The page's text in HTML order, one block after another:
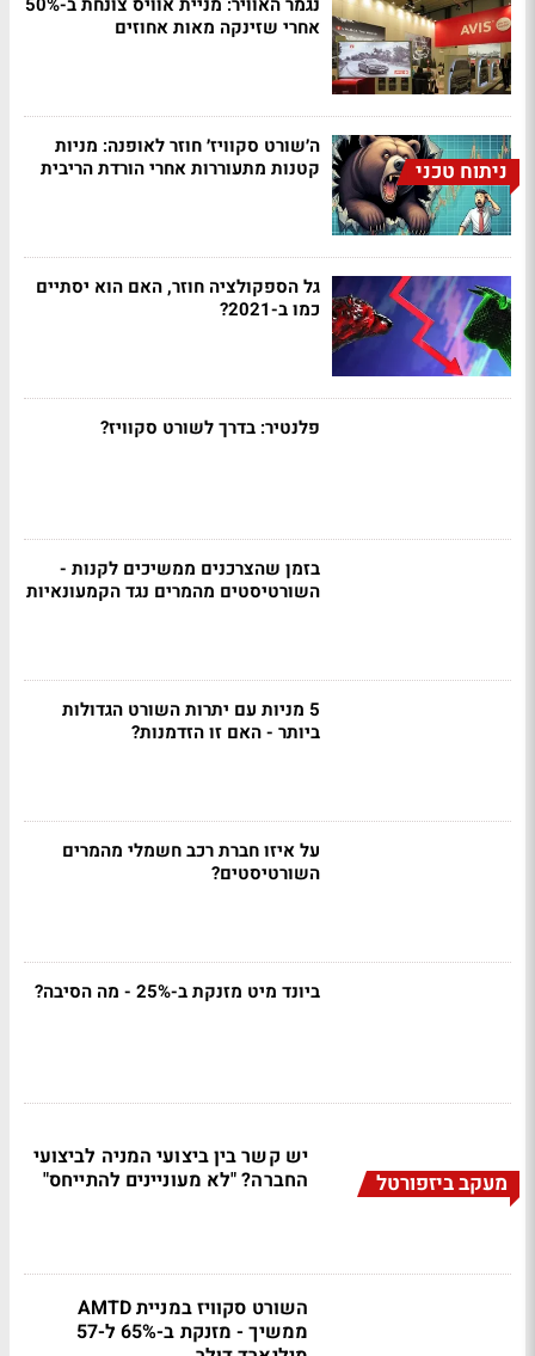
אחרי שזינקה מאות אחוזים
ניתוח טכני
ה׳שורט סקוויז׳ חוזר לאופנה: מניות
קטנות מתעוררות אחרי הורדת הריבית
גל הספקולציה חוזר, האם הוא יסתיים
כמו ב-2021?
פלנטיר: בדרך לשורט סקוויז?
בזמן שהצרכנים ממשיכים לקנות -
השורטיסטים מהמרים נגד הקמעונאיות
5 מניות עם יתרות השורט הגדולות
ביותר - האם זו הזדמנות?
על איזו חברת רכב חשמלי מהמרים
השורטיסטים?
ביונד מיט מזנקת ב-25% - מה הסיבה?
מעקב ביזפורטל
יש קשר בין ביצועי המניה לביצועי
החברה? "לא מעוניינים להתייחס"
השורט סקוויז במניית AMTD
ממשיך - מזנקת ב-65% ל-57